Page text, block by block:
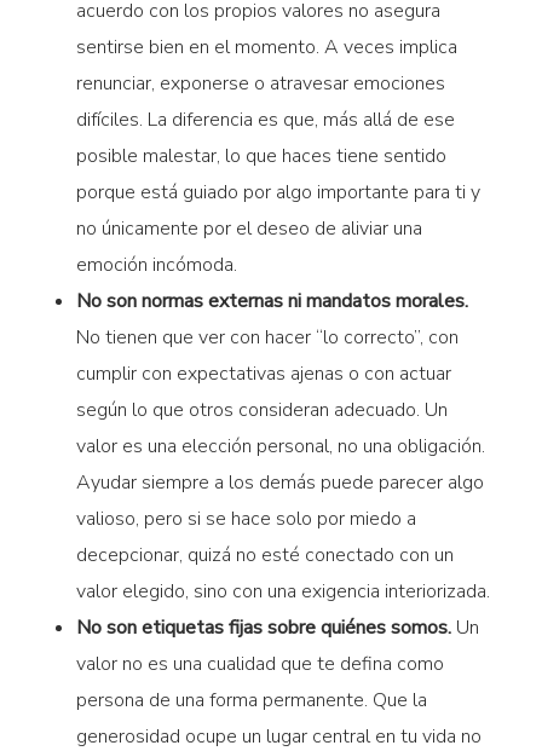
acuerdo con los propios valores no asegura
sentirse bien en el momento. A veces implica
renunciar, exponerse o atravesar emociones
difíciles. La diferencia es que, más allá de ese
posible malestar, lo que haces tiene sentido
porque está guiado por algo importante para ti y
no únicamente por el deseo de aliviar una
emoción incómoda.
No son normas externas ni mandatos morales.
No tienen que ver con hacer “lo correcto”, con
cumplir con expectativas ajenas o con actuar
según lo que otros consideran adecuado. Un
valor es una elección personal, no una obligación.
Ayudar siempre a los demás puede parecer algo
valioso, pero si se hace solo por miedo a
decepcionar, quizá no esté conectado con un
valor elegido, sino con una exigencia interiorizada.
No son etiquetas fijas sobre quiénes somos.Un
valor no es una cualidad que te defina como
persona de una forma permanente. Que la
generosidad ocupe un lugar central en tu vida no